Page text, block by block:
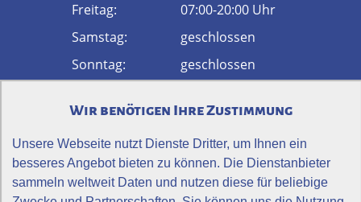
Freitag:
07:00-20:00 Uhr
Samstag:
geschlossen
Sonntag:
geschlossen
Physiotherapie Vital
52Bewertungen auf ProvenExpert.com
Anfahrt
Wir benötigen Ihre Zustimmung
Unsere Webseite nutzt Dienste Dritter, um Ihnen ein
besseres Angebot bieten zu können. Die Dienstanbieter
sammeln weltweit Daten und nutzen diese für beliebige